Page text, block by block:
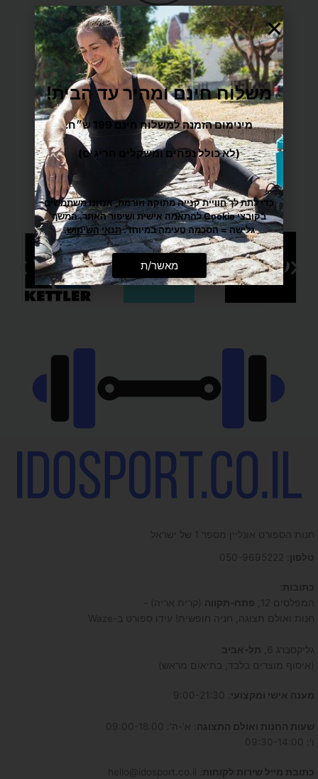
משלוח הכי מהיר עד הבית
מענה אישי ומקצועי
מגוון רחב של מוצרי ספורט
חנות הספורט אונליין מספר 1 של ישראל
טלפון
כתובות
המפלסים 12,
פתח-תקווה (קרית אריה) -
חנות ואולם תצוגה, חניה חופשית! עידו ספורט ב-Waze
גליקסברג 6,
תל-אביב
(איסוף מוצרים בלבד, בתיאום מראש)
מענה אישי ומקצועי
שעות החנות ואולם התצוגה : א'-ה': 09:00-18:00
ו': 09:30-14:00
כתובת מייל שירות לקוחות
משלוח חינם ומהיר עד הבית!
מינימום הזמנה למשלוח חינם 199 ש״ח.
(לא כולל נפחים ומשקלים חריגים)
כדי לתת לך חוויית קנייה מתוקה וזורמת, אנחנו משתמשים
בקובצי Cookie להתאמה אישית ושיפור האתר. המשך
גלישה = הסכמה טעימה במיוחד.תנאי השימוש.
מאשר/ת